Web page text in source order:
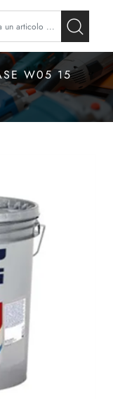
W05 15